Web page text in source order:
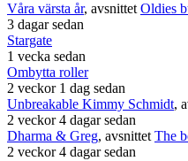
Våra värsta år, avsnittet Oldies
3 dagar sedan
Stargate
1 vecka sedan
Ombytta roller
2 veckor 1 dag sedan
Unbreakable Kimmy Schmidt,
2 veckor 4 dagar sedan
Dharma & Greg, avsnittet The
2 veckor 4 dagar sedan